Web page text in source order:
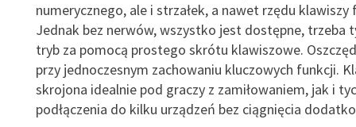
numerycznego, ale i strzałek, a nawet rzędu klawiszy
Jednak bez nerwów, wszystko jest dostępne, trzeba
tryb za pomocą prostego skrótu klawiszowe.
przy jednoczesnym zachowaniu kluczowych funkcji.
skrojona idealnie pod graczy z zamiłowaniem, jak i
podłączenia do kilku urządzeń bez ciągnięcia